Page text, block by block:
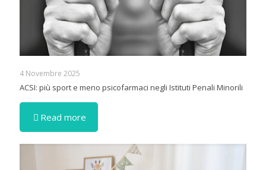
4 Novembre 2025
ACSI: più sport e meno psicofarmaci negli Istituti Penali Minorili
Read more